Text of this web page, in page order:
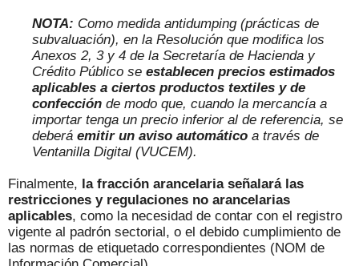
NOTA: Como medida antidumping (prácticas de
subvaluación), en la Resolución que modifica los
Anexos 2, 3 y 4 de la Secretaría de Hacienda y
Crédito Público se establecen precios estimados
aplicables a ciertos productos textiles y de
confección de modo que, cuando la mercancía a
importar tenga un precio inferior al de referencia, se
deberá emitir un aviso automático a través de
Ventanilla Digital (VUCEM).
Finalmente, la fracción arancelaria señalará las
restricciones y regulaciones no arancelarias
aplicables, como la necesidad de contar con el registro
vigente al padrón sectorial, o el debido cumplimiento de
las normas de etiquetado correspondientes (NOM de